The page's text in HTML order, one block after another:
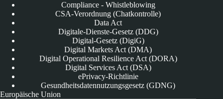
Compliance - Whistleblowing
CSA-Verordnung (Chatkontrolle)
Data Act
Digitale-Dienste-Gesetz (DDG)
Digital-Gesetz (DigiG)
Digital Markets Act (DMA)
Digital Operational Resilience Act (DORA)
Digital Services Act (DSA)
ePrivacy-Richtlinie
Gesundheitsdatennutzungsgesetz (GDNG)
Europäische Union